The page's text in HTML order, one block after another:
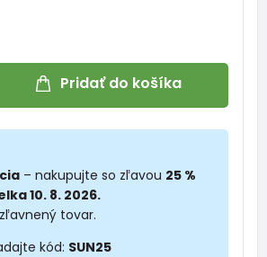
Pridať do košíka
– nakupujte so zľavou 25 %
10. 8. 2026.
tovar.
kód: SUN25